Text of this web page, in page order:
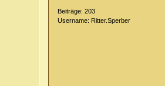
Beiträge: 203
Username: Ritter.Sperber